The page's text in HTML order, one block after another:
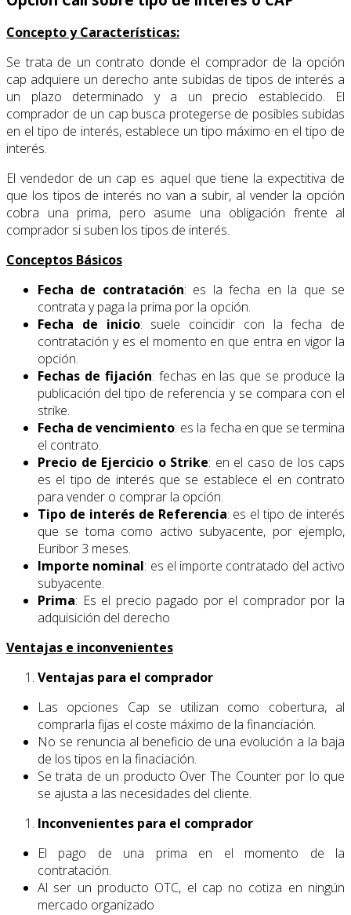
Concepto y Características:
Se trata de un contrato donde el comprador de la opción
cap adquiere un derecho ante subidas de tipos de interés a
un plazo determinado y a un precio establecido. El
comprador de un cap busca protegerse de posibles subidas
en el tipo de interés, establece un tipo máximo en el tipo de
interés.
El vendedor de un cap es aquel que tiene la expectitiva de
que los tipos de interés no van a subir, al vender la opción
cobra una prima, pero asume una obligación frente al
comprador si suben los tipos de interés.
Conceptos Básicos
Fecha de contratación: es la fecha en la que se
contrata y paga la prima por la opción.
Fecha de inicio: suele coincidir con la fecha de
contratación y es el momento en que entra en vigor la
opción.
Fechas de fijación: fechas en las que se produce la
publicación del tipo de referencia y se compara con el
strike.
Fecha de vencimiento: es la fecha en que se termina
el contrato.
Precio de Ejercicio o Strike: en el caso de los caps
es el tipo de interés que se establece el en contrato
para vender o comprar la opción.
Tipo de interés de Referencia: es el tipo de interés
que se toma como activo subyacente, por ejemplo,
Euribor 3 meses.
Importe nominal: es el importe contratado del activo
subyacente.
Prima: Es el precio pagado por el comprador por la
adquisición del derecho
Ventajas e inconvenientes
Ventajas para el comprador
Las opciones Cap se utilizan como cobertura, al
comprarla fijas el coste máximo de la financiación.
No se renuncia al beneficio de una evolución a la baja
de los tipos en la finaciación.
Se trata de un producto Over The Counter por lo que
se ajusta a las necesidades del cliente.
Inconvenientes para el comprador
El pago de una prima en el momento de la
contratación.
Al ser un producto OTC, el cap no cotiza en ningún
mercado organizado